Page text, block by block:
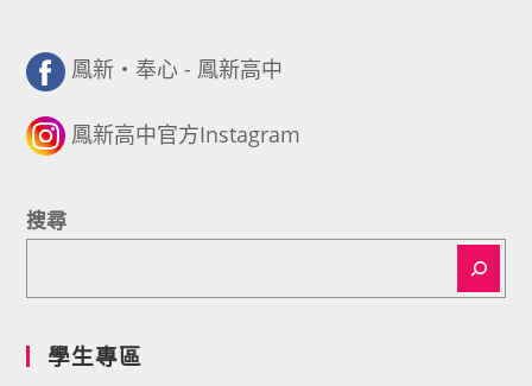
鳳新・奉心 - 鳳新高中
鳳新高中官方Instagram
搜尋
學生專區